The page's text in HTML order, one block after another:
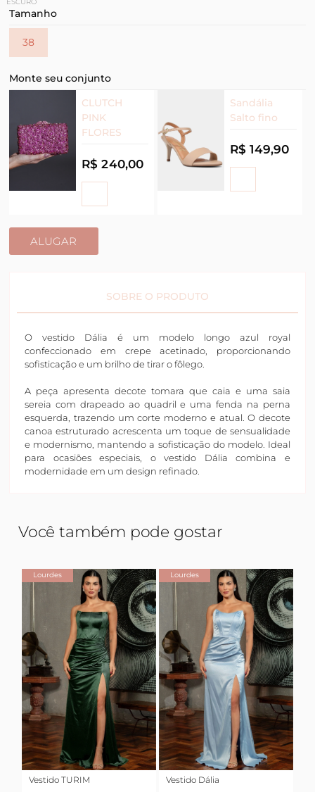
Tamanho
38
Monte seu conjunto
CLUTCH
PINK
FLORES
R$ 240,00
Sandália
Salto fino
R$ 149,90
ALUGAR
SOBRE O PRODUTO
O vestido Dália é um modelo longo azul royal
confeccionado em crepe acetinado, proporcionando
sofisticação e um brilho de tirar o fôlego.
A peça apresenta decote tomara que caia e uma saia
sereia com drapeado ao quadril e uma fenda na perna
esquerda, trazendo um corte moderno e atual. O decote
canoa estruturado acrescenta um toque de sensualidade
e modernismo, mantendo a sofisticação do modelo. Ideal
para ocasiões especiais, o vestido Dália combina e
modernidade em um design refinado.
Você também pode gostar
Lourdes
Vestido TURIM
Lourdes
Vestido Dália